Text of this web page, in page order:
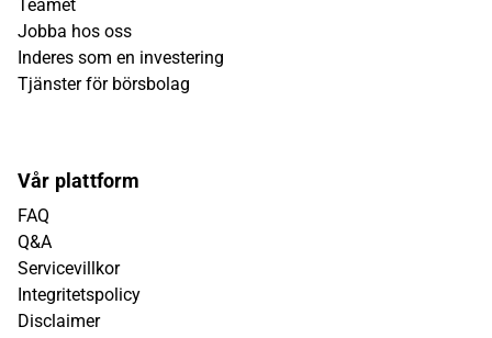
Teamet
Jobba hos oss
Inderes som en investering
Tjänster för börsbolag
Vår plattform
FAQ
Q&A
Servicevillkor
Integritetspolicy
Disclaimer